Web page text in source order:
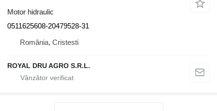
Motor hidraulic
0511625608-20479528-31
România, Cristesti
ROYAL DRU AGRO S.R.L.